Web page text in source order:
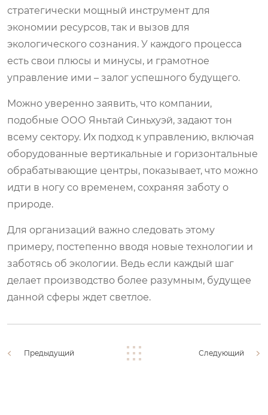
стратегически мощный инструмент для
экономии ресурсов, так и вызов для
экологического сознания. У каждого процесса
есть свои плюсы и минусы, и грамотное
управление ими – залог успешного будущего.
Mожно уверенно заявить, что компании,
подобные ООО Яньтай Синьхуэй, задают тон
всему сектору. Их подход к управлению, включая
оборудованные вертикальные и горизонтальные
обрабатывающие центры, показывает, что можно
идти в ногу со временем, сохраняя заботу о
природе.
Для организаций важно следовать этому
примеру, постепенно вводя новые технологии и
заботясь об экологии. Ведь если каждый шаг
делает производство более разумным, будущее
данной сферы ждет светлое.
Предыдущий Следующий